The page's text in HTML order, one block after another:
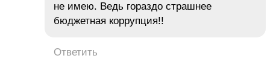
не имею. Ведь гораздо страшнее
бюджетная коррупция!!
Ответить